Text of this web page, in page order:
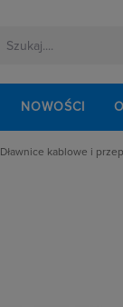
NOWOŚCI
Dławnice kablowe i